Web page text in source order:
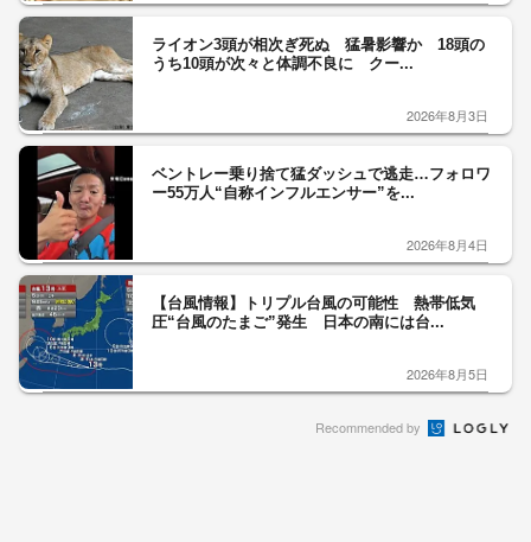
ライオン3頭が相次ぎ死ぬ 猛暑影響か 18頭の
うち10頭が次々と体調不良に クー...
2026年8月3日
ベントレー乗り捨て猛ダッシュで逃走…フォロワ
ー55万人“自称インフルエンサー”を...
2026年8月4日
【台風情報】トリプル台風の可能性 熱帯低気
圧“台風のたまご”発生 日本の南には台...
2026年8月5日
Recommended by